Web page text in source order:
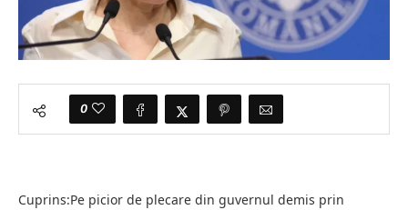
0
Cuprins:Pe picior de plecare din guvernul demis prin